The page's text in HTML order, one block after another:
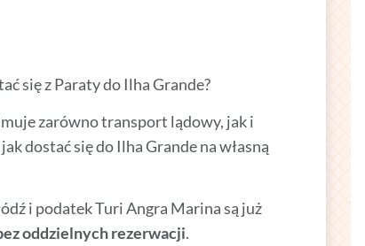
się z Paraty do Ilha Grande?
zarówno transport lądowy, jak i
dostać się do Ilha Grande na własną
i podatek Turi Angra Marina są już
oddzielnych rezerwacji.